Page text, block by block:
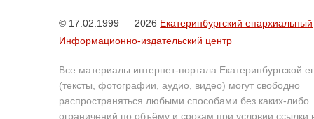
© 17.02.1999 — 2026 Екатеринбургский епархиальный
Информационно-издательский центр
Все материалы интернет-портала Екатеринбургской
(тексты, фотографии, аудио, видео) могут свободно
распространяться любыми способами без каких-либо
ограничений по объёму и срокам при условии ссылки